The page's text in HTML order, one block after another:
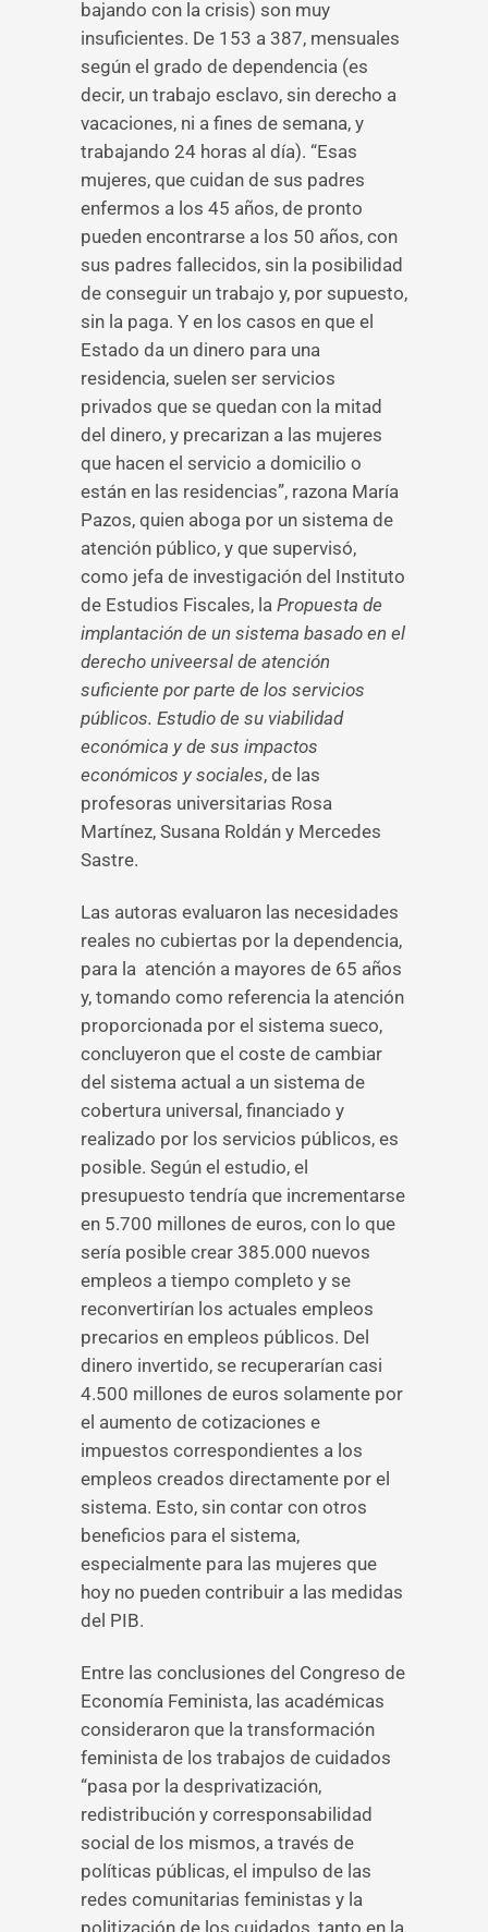
bajando con la crisis) son muy
insuficientes. De 153 a 387, mensuales
según el grado de dependencia (es
decir, un trabajo esclavo, sin derecho a
vacaciones, ni a fines de semana, y
trabajando 24 horas al día). “Esas
mujeres, que cuidan de sus padres
enfermos a los 45 años, de pronto
pueden encontrarse a los 50 años, con
sus padres fallecidos, sin la posibilidad
de conseguir un trabajo y, por supuesto,
sin la paga. Y en los casos en que el
Estado da un dinero para una
residencia, suelen ser servicios
privados que se quedan con la mitad
del dinero, y precarizan a las mujeres
que hacen el servicio a domicilio o
están en las residencias”, razona María
Pazos, quien aboga por un sistema de
atención público, y que supervisó,
como jefa de investigación del Instituto
de Estudios Fiscales, la Propuesta de
implantación de un sistema basado en el
derecho univeersal de atención
suficiente por parte de los servicios
públicos. Estudio de su viabilidad
económica y de sus impactos
económicos y sociales, de las
profesoras universitarias Rosa
Martínez, Susana Roldán y Mercedes
Sastre.
Las autoras evaluaron las necesidades
reales no cubiertas por la dependencia,
para la atención a mayores de 65 años
y, tomando como referencia la atención
proporcionada por el sistema sueco,
concluyeron que el coste de cambiar
del sistema actual a un sistema de
cobertura universal, financiado y
realizado por los servicios públicos, es
posible. Según el estudio, el
presupuesto tendría que incrementarse
en 5.700 millones de euros, con lo que
sería posible crear 385.000 nuevos
empleos a tiempo completo y se
reconvertirían los actuales empleos
precarios en empleos públicos. Del
dinero invertido, se recuperarían casi
4.500 millones de euros solamente por
el aumento de cotizaciones e
impuestos correspondientes a los
empleos creados directamente por el
sistema. Esto, sin contar con otros
beneficios para el sistema,
especialmente para las mujeres que
hoy no pueden contribuir a las medidas
del PIB.
Entre las conclusiones del Congreso de
Economía Feminista, las académicas
consideraron que la transformación
feminista de los trabajos de cuidados
“pasa por la desprivatización,
redistribución y corresponsabilidad
social de los mismos, a través de
políticas públicas, el impulso de las
redes comunitarias feministas y la
politización de los cuidados, tanto en la